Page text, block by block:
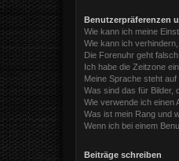
Benutzerpräferenzen
Wie kann ich meine
Wie kann ich
Die Forenuhr geht falsch!
Ich habe die Zeitzone
Meine Sprache steht
Was sind das für Bilder,
Wie verwende ich einen
Was ist mein Rang und
Wenn ich bei einem
Beiträge schreiben